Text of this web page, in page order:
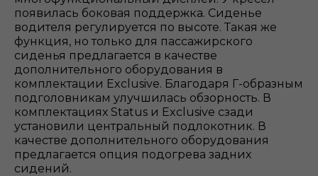
появилась боковая поддержка. Сиденье
водителя регулируется по высоте. Такая же
функция, но только для пассажирского
сиденья предлагается в качестве
дополнительного оборудования в
комплектации Exclusive. Благодаря Г-образным
подголовникам улучшилась обзорность. В
комплектациях Status и Exclusive сзади
установили центральный подлокотник. В
качестве дополнительного оборудования
предлагается опция подогрева задних
сидений.